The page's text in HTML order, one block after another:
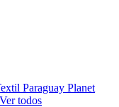
Paraguay Planet
Ver todos